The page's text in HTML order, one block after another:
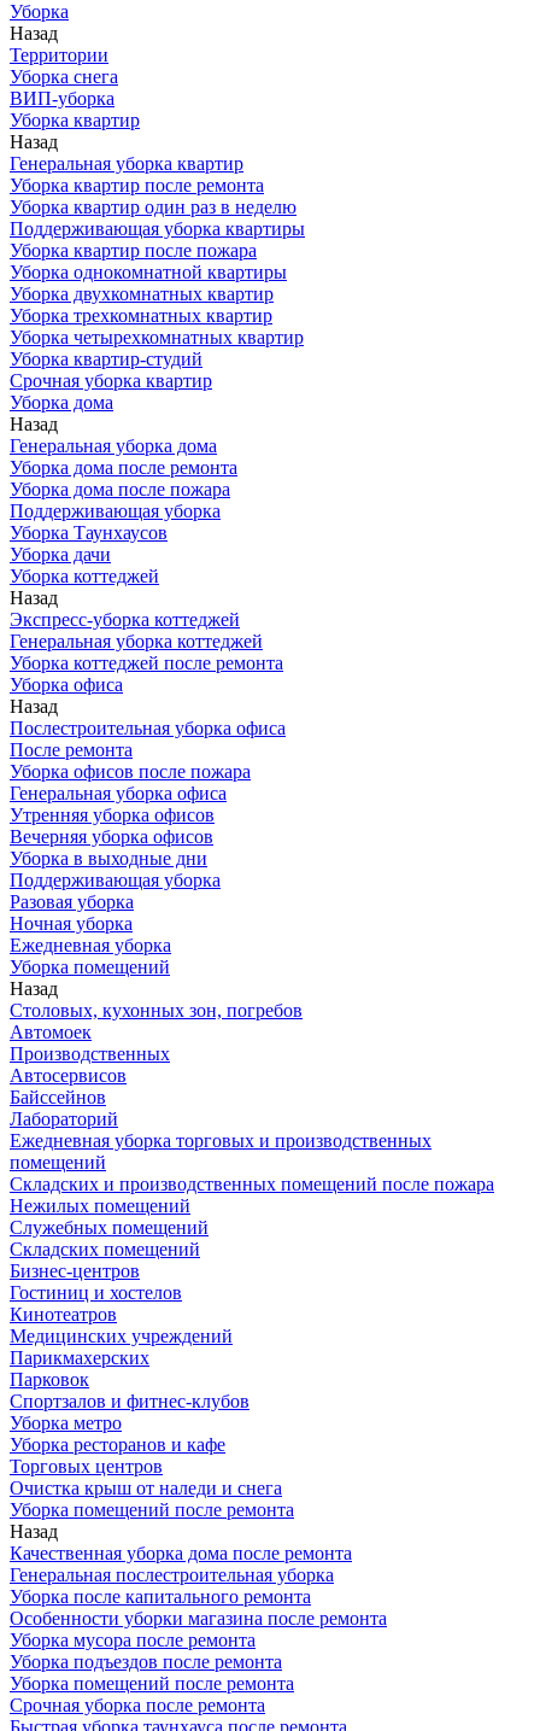
Уборка
Назад
Территории
Уборка снега
ВИП-уборка
Уборка квартир
Назад
Генеральная уборка квартир
Уборка квартир после ремонта
Уборка квартир один раз в неделю
Поддерживающая уборка квартиры
Уборка квартир после пожара
Уборка однокомнатной квартиры
Уборка двухкомнатных квартир
Уборка трехкомнатных квартир
Уборка четырехкомнатных квартир
Уборка квартир-студий
Срочная уборка квартир
Уборка дома
Назад
Генеральная уборка дома
Уборка дома после ремонта
Уборка дома после пожара
Поддерживающая уборка
Уборка Таунхаусов
Уборка дачи
Уборка коттеджей
Назад
Экспресс-уборка коттеджей
Генеральная уборка коттеджей
Уборка коттеджей после ремонта
Уборка офиса
Назад
Послестроительная уборка офиса
После ремонта
Уборка офисов после пожара
Генеральная уборка офиса
Утренняя уборка офисов
Вечерняя уборка офисов
Уборка в выходные дни
Поддерживающая уборка
Разовая уборка
Ночная уборка
Ежедневная уборка
Уборка помещений
Назад
Столовых, кухонных зон, погребов
Автомоек
Производственных
Автосервисов
Байссейнов
Лабораторий
Ежедневная уборка торговых и производственных
помещений
Складских и производственных помещений после пожара
Нежилых помещений
Служебных помещений
Складских помещений
Бизнес-центров
Гостиниц и хостелов
Кинотеатров
Медицинских учреждений
Парикмахерских
Парковок
Спортзалов и фитнес-клубов
Уборка метро
Уборка ресторанов и кафе
Торговых центров
Очистка крыш от наледи и снега
Уборка помещений после ремонта
Назад
Качественная уборка дома после ремонта
Генеральная послестроительная уборка
Уборка после капитального ремонта
Особенности уборки магазина после ремонта
Уборка мусора после ремонта
Уборка подъездов после ремонта
Уборка помещений после ремонта
Срочная уборка после ремонта
Быстрая уборка таунхауса после ремонта